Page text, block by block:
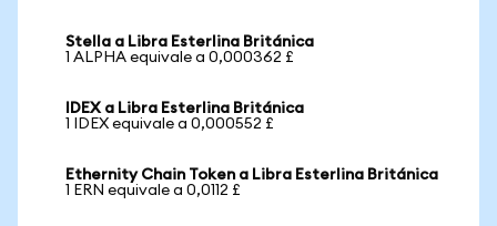
Stella a Libra Esterlina Británica
1 ALPHA equivale a 0,000362 £
IDEX a Libra Esterlina Británica
1 IDEX equivale a 0,000552 £
Ethernity Chain Token a Libra Esterlina Británica
1 ERN equivale a 0,0112 £